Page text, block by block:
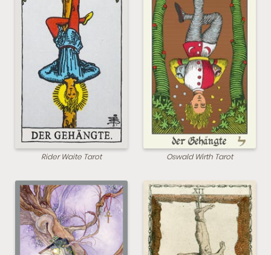
Rider Waite Tarot Oswald Wirth Tarot